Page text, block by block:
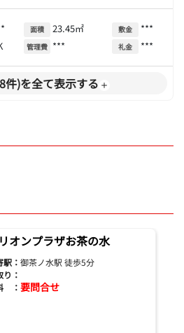
面積 23.45㎡
管理費 ***
敷金 ***
礼金 ***
件)を全て表示する
オンプラザお茶の水
駅： 御茶ノ水駅 徒歩5分
り：
： 要問合せ